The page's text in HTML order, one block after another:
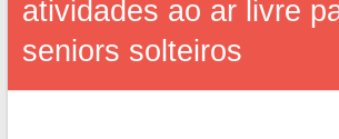
atividades ao ar livre
seniors solteiros